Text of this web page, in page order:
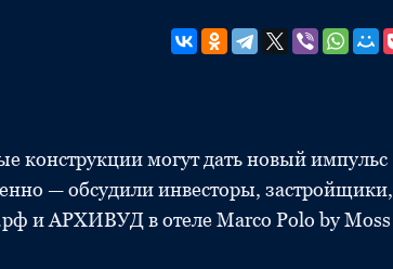
конструкции могут дать новый импульс
— обсудили инвесторы, застройщики,
и АРХИВУД в отеле Marco Polo by Moss